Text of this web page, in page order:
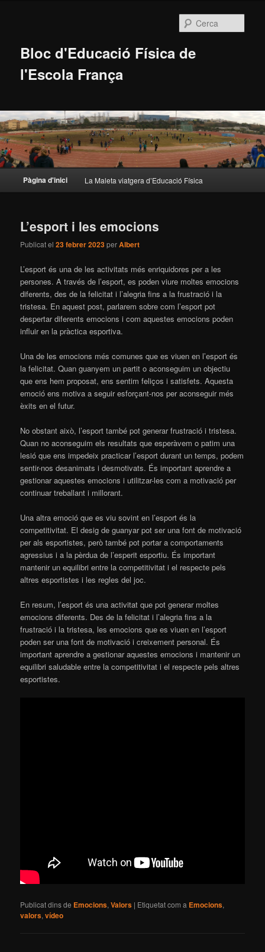
Bloc d'Educació Física de
l'Escola França
Aneu
contingut
Aneu
contingut
Pàgina d'inici La Maleta viatgera d’Educació Física
L’esport i les emocions
Publicat el23 febrer 2023perAlbert
L’esport és una de les activitats més enriquidores per a les
persones. A través de l’esport, es poden viure moltes emocions
diferents, des de la felicitat i l’alegria fins a la frustració i la
tristesa. En aquest post, parlarem sobre com l’esport pot
despertar diferents emocions i com aquestes emocions poden
influir en la pràctica esportiva.
Una de les emocions més comunes que es viuen en l’esport és
la felicitat. Quan guanyem un partit o aconseguim un objectiu
que ens hem proposat, ens sentim feliços i satisfets. Aquesta
emoció ens motiva a seguir esforçant-nos per aconseguir més
èxits en el futur.
No obstant això, l’esport també pot generar frustració i tristesa.
Quan no aconseguim els resultats que esperàvem o patim una
lesió que ens impedeix practicar l’esport durant un temps, podem
sentir-nos desanimats i desmotivats. És important aprendre a
gestionar aquestes emocions i utilitzar-les com a motivació per
continuar treballant i millorant.
Una altra emoció que es viu sovint en l’esport és la
competitivitat. El desig de guanyar pot ser una font de motivació
per als esportistes, però també pot portar a comportaments
agressius i a la pèrdua de l’esperit esportiu. És important
mantenir un equilibri entre la competitivitat i el respecte pels
altres esportistes i les regles del joc.
En resum, l’esport és una activitat que pot generar moltes
emocions diferents. Des de la felicitat i l’alegria fins a la
frustració i la tristesa, les emocions que es viuen en l’esport
poden ser una font de motivació i creixement personal. És
important aprendre a gestionar aquestes emocions i mantenir un
equilibri saludable entre la competitivitat i el respecte pels altres
esportistes.
Publicat dins de Emocions,Valors | Etiquetat com a Emocions,
valors,vídeo